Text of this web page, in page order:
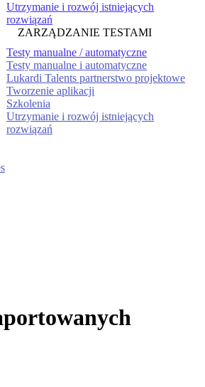
Utrzymanie i rozwój istniejących
rozwiązań
ZARZĄDZANIE TESTAMI
Testy manualne / automatyczne
Testy manualne i automatyczne
Lukardi Talents partnerstwo projektowe
Tworzenie aplikacji
Szkolenia
Utrzymanie i rozwój istniejących
rozwiązań